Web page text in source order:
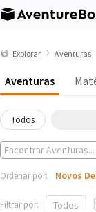
Explorar Aventuras
Aventuras
Todos
Ordenar por: Novos
Filtrar por: Todos